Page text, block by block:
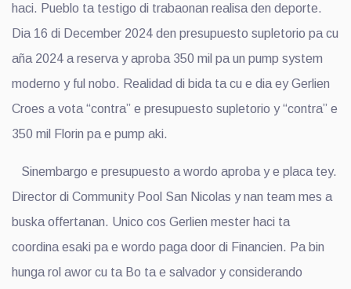
haci. Pueblo ta testigo di trabaonan realisa den deporte.
Dia 16 di December 2024 den presupuesto supletorio pa cu
aña 2024 a reserva y aproba 350 mil pa un pump system
moderno y ful nobo. Realidad di bida ta cu e dia ey Gerlien
Croes a vota “contra” e presupuesto supletorio y “contra” e
350 mil Florin pa e pump aki.
Sinembargo e presupuesto a wordo aproba y e placa tey.
Director di Community Pool San Nicolas y nan team mes a
buska offertanan. Unico cos Gerlien mester haci ta
coordina esaki pa e wordo paga door di Financien. Pa bin
hunga rol awor cu ta Bo ta e salvador y considerando